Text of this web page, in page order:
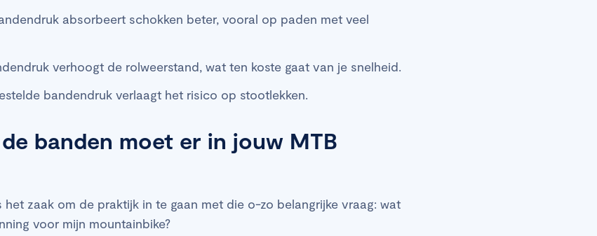
absorbeert schokken beter, vooral op paden met veel
verhoogt de rolweerstand, wat ten koste gaat van je snelheid.
bandendruk verlaagt het risico op stootlekken.
banden moet er in jouw MTB
het zaak om de praktijk in te gaan met die o-zo belangrijke vraag: wat
voor mijn mountainbike?